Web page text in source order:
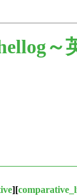
～
][